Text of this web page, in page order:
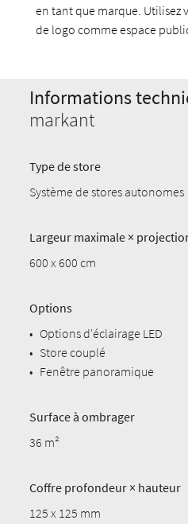
en tant que marque. Utilisez
de logo comme espace
Informations
markant
Type de store
Système de stores autonomes
Largeur maximale ×
600 x 600 cm
Options
• Options d'éclairage LED
• Store couplé
• Fenêtre panoramique
Surface à ombrager
36 m²
Coffre profondeur × hauteur
125 x 125 mm